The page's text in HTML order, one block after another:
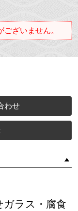
ざいません。
わせ
ラス・腐食